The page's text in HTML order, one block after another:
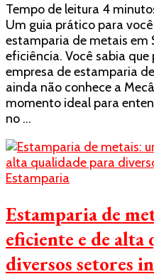
Tempo de leitura 4
Um guia prático para
estamparia de metais em
eficiência. Você sabia
empresa de estamparia
ainda não conhece a
momento ideal para
no …
Estamparia
Estamparia de
eficiente e de alta
diversos setores